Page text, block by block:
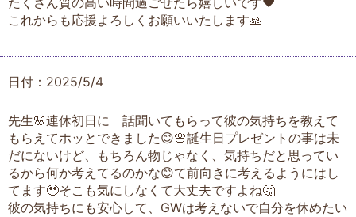
これからも応援よろしくお願いいたします🙏
日付：2025/5/4
先生🌸連休初日に 話聞いてもらって彼の気持ちを教えて
もらえてホッとできました😊🌸誕生日プレゼントの事は未
だにないけど、もちろん物じゃなく、気持ちだと思ってい
るから何か考えてるのかな😊て前向きに考えるようにはし
てます🥹そこも気にしなくて大丈夫ですよね🤔
彼の気持ちにも安心して、GWは考えないで自分を休めたい